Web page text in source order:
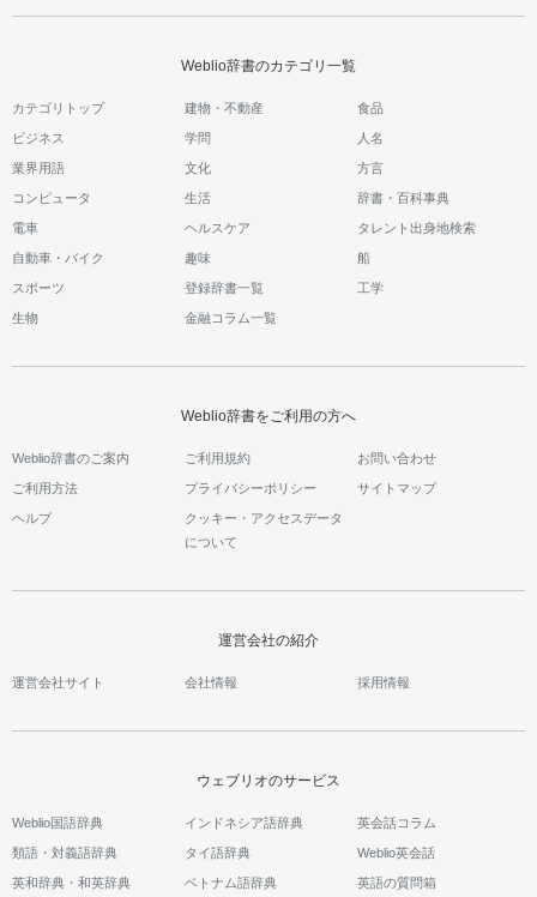
Weblio辞書のカテゴリ一覧
カテゴリトップ 建物・不動産 食品
ビジネス 学問 人名
業界用語 文化 方言
コンピュータ 生活 辞書・百科事典
電車 ヘルスケア タレント出身地検索
自動車・バイク 趣味 船
スポーツ 登録辞書一覧 工学
生物 金融コラム一覧
Weblio辞書をご利用の方へ
Weblio辞書のご案内 ご利用規約 お問い合わせ
ご利用方法 プライバシーポリシー サイトマップ
ヘルプ
クッキー・アクセスデータ
について
運営会社の紹介
運営会社サイト 会社情報 採用情報
ウェブリオのサービス
Weblio国語辞典
類語・対義語辞典
英和辞典・和英辞典
インドネシア語辞典
タイ語辞典
ベトナム語辞典
英会話コラム
Weblio英会話
英語の質問箱